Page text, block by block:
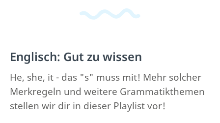
Englisch: Gut zu wissen
He, she, it - das "s" muss mit! Mehr solcher
Merkregeln und weitere Grammatikthemen
stellen wir dir in dieser Playlist vor!